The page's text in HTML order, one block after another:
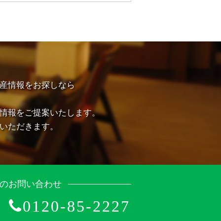
情報をお探しなら
報をご提案いたします。
ただきます。
お問い合わせ
0120-85-2227